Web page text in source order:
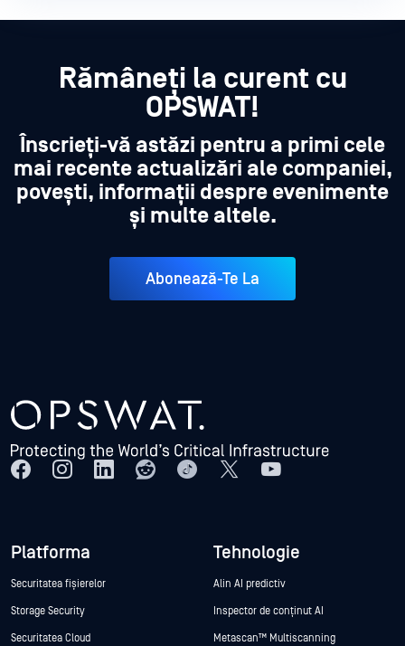
Rămâneți la curent cu
OPSWAT!
Înscrieți-vă astăzi pentru a primi cele
mai recente actualizări ale companiei,
povești, informații despre evenimente
și multe altele.
Abonează-Te La
Platforma
Securitatea fișierelor
Storage Security
Securitatea Cloud
Tehnologie
Alin AI predictiv
Inspector de conținut AI
Metascan™ Multiscanning